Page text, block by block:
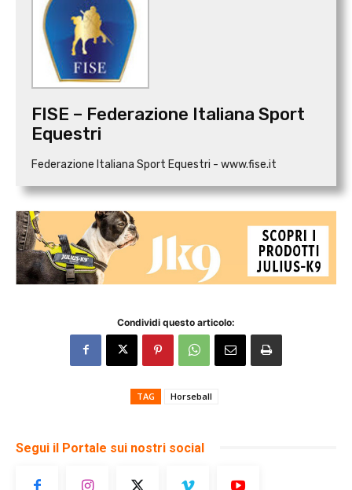
FISE – Federazione Italiana Sport
Equestri
Federazione Italiana Sport Equestri - www.fise.it
Condividi questo articolo:
TAG Horseball
Segui il Portale sui nostri social